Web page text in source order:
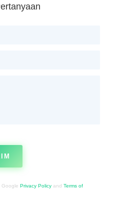
Google Privacy Policy and Terms of